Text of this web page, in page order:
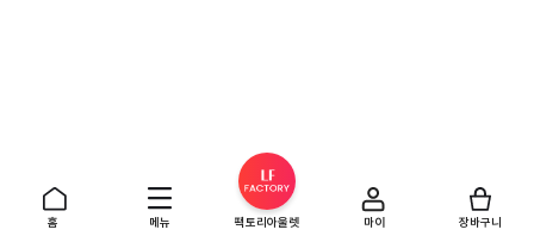
홈 메뉴 팩토리아울렛 마이 장바구니